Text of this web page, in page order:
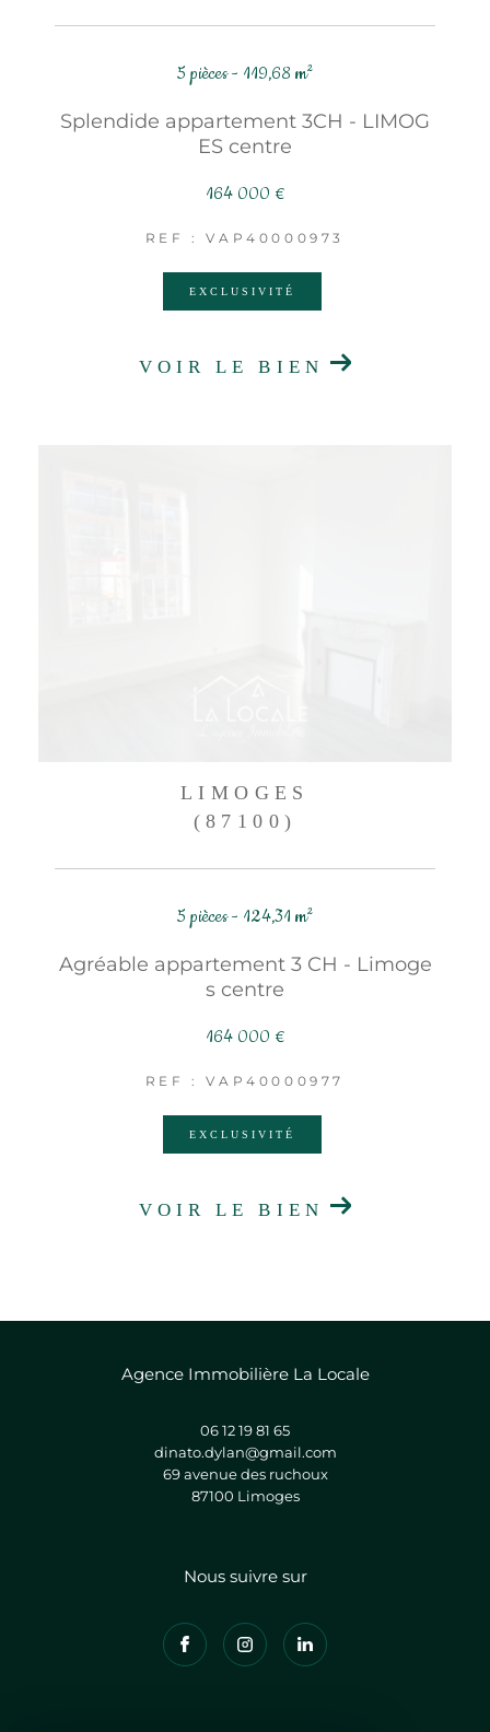
5 pièces - 119,68 m²
Splendide appartement 3CH - LIMOG
ES centre
164 000 €
REF : VAP40000973
EXCLUSIVITÉ
VOIR LE BIEN
LIMOGES
(87100)
5 pièces - 124,31 m²
Agréable appartement 3 CH - Limoge
s centre
164 000 €
REF : VAP40000977
EXCLUSIVITÉ
VOIR LE BIEN
Agence Immobilière La Locale
06 12 19 81 65
dinato.dylan@gmail.com
69 avenue des ruchoux
87100
limoges
Nous suivre sur